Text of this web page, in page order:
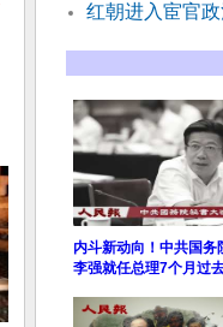
红朝进入宦官
内斗新动向！中共国务
李强就任总理7个月过